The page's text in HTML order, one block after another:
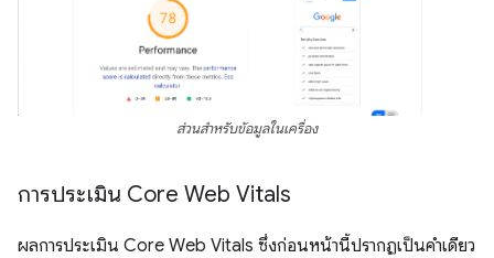
ส่วนสำหรับข้อมูลในเครื่อง
การประเมิน Core Web Vitals
ผลการประเมิน Core Web Vitals ซึ่งก่อนหน้านี้ปรากฏเป็นคําเดียว